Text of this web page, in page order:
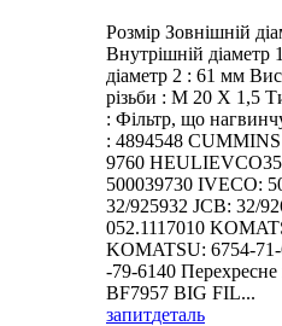
Розмір Зовнішній
Внутрішній діаметр
діаметр 2 : 61 мм
різьби : M 20 X 1,5
: Фільтр, що
: 4894548
9760
500039730 IVECO:
32/925932 JCB: 32/
052.1117010
KOMATSU: 6754-
-79-6140
BF7957 BIG FIL...
запитдеталь